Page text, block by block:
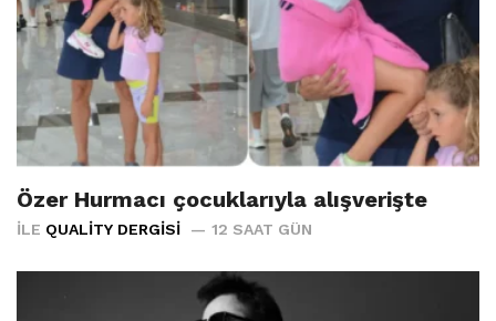
Özer Hurmacı çocuklarıyla alışverişte
İLE QUALITY DERGISI 12 SAAT GÜN